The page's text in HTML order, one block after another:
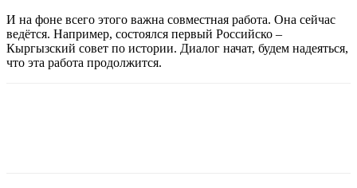
И на фоне всего этого важна совместная работа. Она сейчас
ведётся. Например, состоялся первый Российско –
Кыргызский совет по истории. Диалог начат, будем надеяться,
что эта работа продолжится.